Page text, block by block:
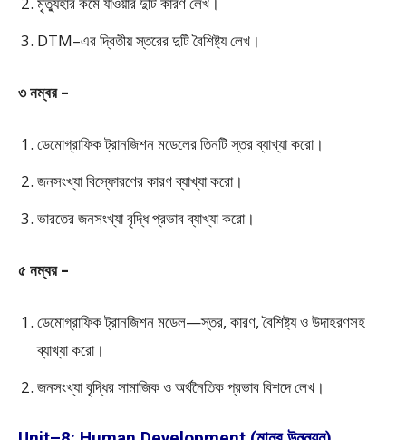
DTM–এর দ্বিতীয় স্তরের দুটি বৈশিষ্ট্য লেখ।
৩ নম্বর –
ডেমোগ্রাফিক ট্রানজিশন মডেলের তিনটি স্তর ব্যাখ্যা করো।
জনসংখ্যা বিস্ফোরণের কারণ ব্যাখ্যা করো।
ভারতের জনসংখ্যা বৃদ্ধি প্রভাব ব্যাখ্যা করো।
৫ নম্বর –
ডেমোগ্রাফিক ট্রানজিশন মডেল—স্তর, কারণ, বৈশিষ্ট্য ও উদাহরণসহ
ব্যাখ্যা করো।
জনসংখ্যা বৃদ্ধির সামাজিক ও অর্থনৈতিক প্রভাব বিশদে লেখ।